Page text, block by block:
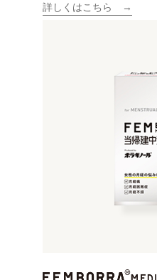
詳しくはこちら